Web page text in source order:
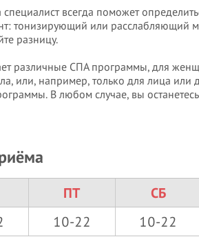
всегда поможет
тонизирующий или расслабляющий
разницу.
различные СПА программы, для
или, например, только для лица или
В любом случае, вы
ПТ СБ
10-22 10-22